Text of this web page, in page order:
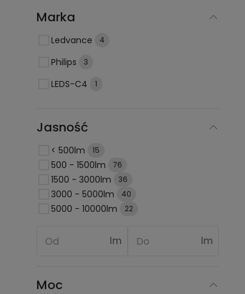
Marka
Ledvance 4
Philips 3
LEDS-C4 1
Jasność
< 500lm 15
500 - 1500lm 76
1500 - 3000lm 36
3000 - 5000lm 40
5000 - 10000lm 22
lm lm
Moc